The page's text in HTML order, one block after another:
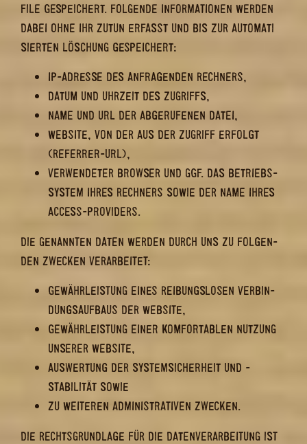
FILE GE­SPEI­CHERT. FOL­GEN­DE IN­FOR­MA­TIO­NEN WER­DEN
DABEI OHNE IHR ZUTUN ER­FASST UND BIS ZUR AU­TO­MA­TI­
SIER­TEN LÖ­SCHUNG GE­SPEI­CHERT:
IP-​ADRESSE DES AN­FRA­GEN­DEN RECH­NERS,
DATUM UND UHR­ZEIT DES ZU­GRIFFS,
NAME UND URL DER AB­GE­RU­FE­NEN DATEI,
WEB­SITE, VON DER AUS DER ZU­GRIFF ER­FOLGT
(REFERRER-​URL),
VER­WEN­DE­TER BROW­SER UND GGF. DAS BE­TRIEBS­
SYS­TEM IHRES RECH­NERS SOWIE DER NAME IHRES
ACCESS-​PROVIDERS.
DIE GE­NANN­TEN DATEN WER­DEN DURCH UNS ZU FOL­GEN­
DEN ZWE­CKEN VER­AR­BEI­TET:
GE­WÄHR­LEIS­TUNG EINES REI­BUNGS­LO­SEN VER­BIN­
DUNGS­AUF­BAUS DER WEB­SITE,
GE­WÄHR­LEIS­TUNG EINER KOM­FOR­TA­BLEN NUT­ZUNG
UN­SE­RER WEB­SITE,
AUS­WER­TUNG DER SYS­TEM­SI­CHER­HEIT UND -​
STABILITÄT SOWIE
ZU WEI­TE­REN AD­MI­NIS­TRA­TI­VEN ZWE­CKEN.
DIE RECHTS­GRUND­LA­GE FÜR DIE DA­TEN­VER­AR­BEI­TUNG IST